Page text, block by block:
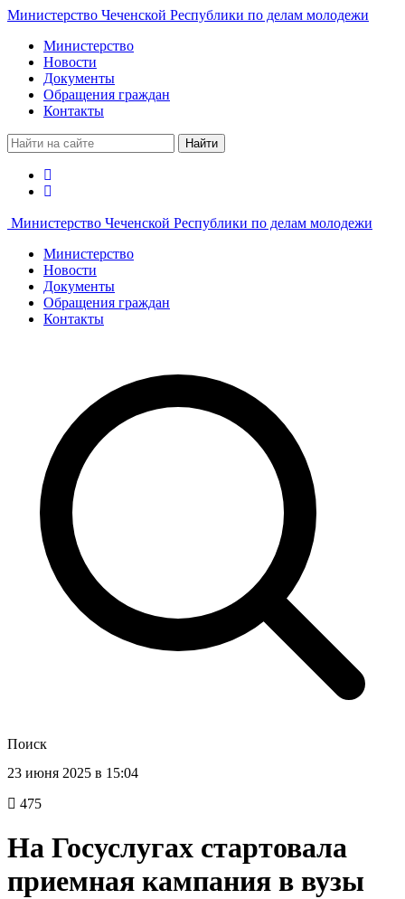
Министерство Чеченской Республики по делам молодежи
Министерство
Новости
Документы
Обращения граждан
Контакты
Найти
Министерство Чеченской Республики по делам молодежи
Министерство
Новости
Документы
Обращения граждан
Контакты
Поиск
23 июня 2025 в 15:04
475
На Госуслугах стартовала
приемная кампания в вузы